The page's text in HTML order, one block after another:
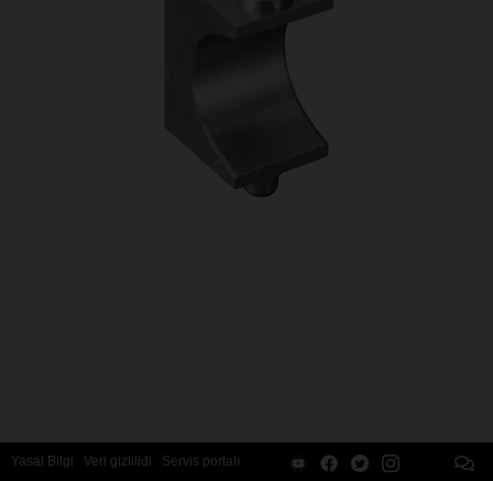
Yasal Bilgi Veri gizliliđi Servis portalı